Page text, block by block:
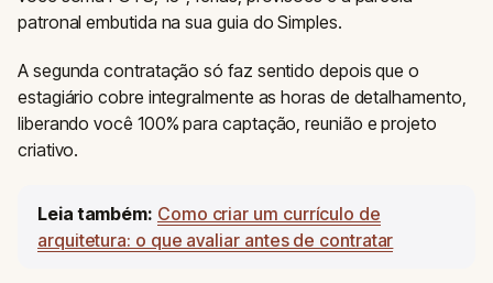
patronal embutida na sua guia do Simples.
A segunda contratação só faz sentido depois que o
estagiário cobre integralmente as horas de detalhamento,
liberando você 100% para captação, reunião e projeto
criativo.
Leia também: Como criar um currículo de
arquitetura: o que avaliar antes de contratar